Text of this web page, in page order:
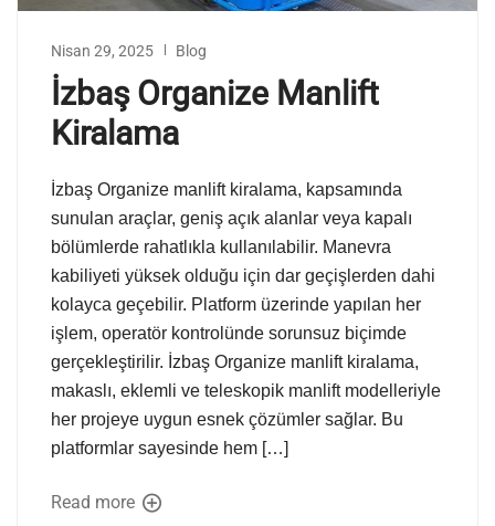
Nisan 29, 2025 Blog
İzbaş Organize Manlift
Kiralama
İzbaş Organize manlift kiralama, kapsamında
sunulan araçlar, geniş açık alanlar veya kapalı
bölümlerde rahatlıkla kullanılabilir. Manevra
kabiliyeti yüksek olduğu için dar geçişlerden dahi
kolayca geçebilir. Platform üzerinde yapılan her
işlem, operatör kontrolünde sorunsuz biçimde
gerçekleştirilir. İzbaş Organize manlift kiralama,
makaslı, eklemli ve teleskopik manlift modelleriyle
her projeye uygun esnek çözümler sağlar. Bu
platformlar sayesinde hem […]
Read more